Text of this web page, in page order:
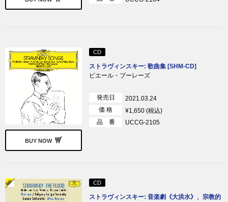
BUY NOW
CD
ストラヴィンスキー: 歌曲集 [SHM-CD]
ピエール・ブーレーズ
発売日
2021.03.24
価 格
¥1,650 (税込)
品 番
UCCG-2105
CD
ストラヴィンスキー: 音楽劇《大洪水》、宗教的